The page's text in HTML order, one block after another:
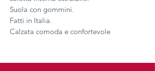
Suola con gommini.
Fatti in Italia.
Calzata comoda e confortevole